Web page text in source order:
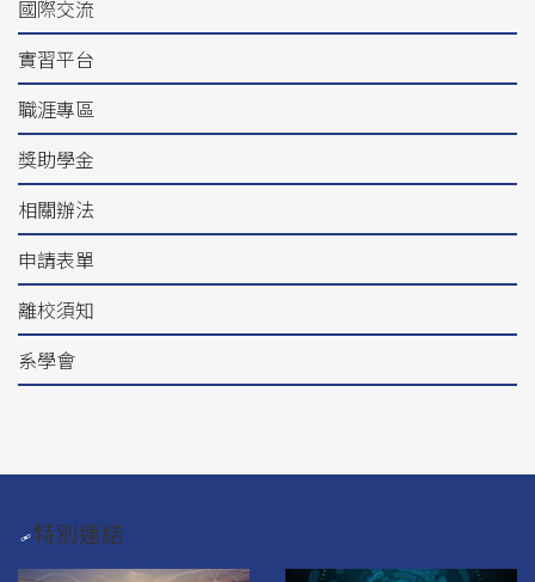
國際交流
實習平台
職涯專區
獎助學金
相關辦法
申請表單
離校須知
系學會
特別連結